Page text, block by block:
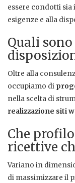
essere condotti
esigenze e alla
Quali
Oltre alla
occupiamo di
nella scelta di
realizzazione siti
Che
ricettive
Variano in
di massimizzare il